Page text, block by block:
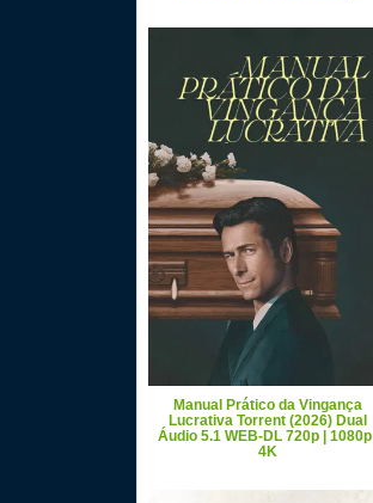
Manual Prático da Vingança
Lucrativa Torrent (2026) Dual
Áudio 5.1 WEB-DL 720p | 1080p |
4K